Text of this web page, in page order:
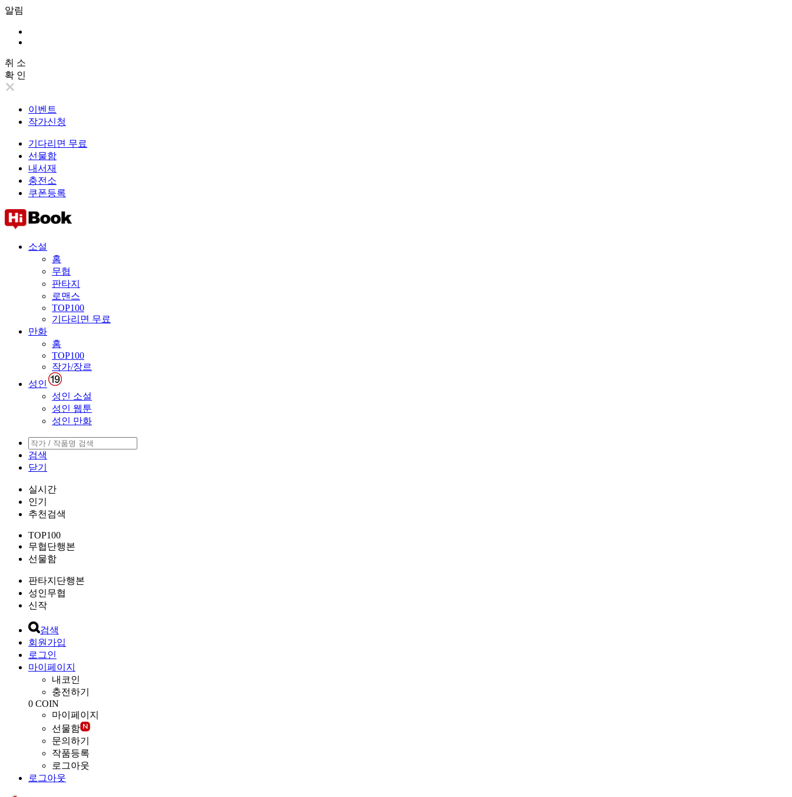
알림
취 소
확 인
이벤트
작가신청
기다리면 무료
선물함
내서재
충전소
쿠폰등록
소설
홈
무협
판타지
로맨스
TOP100
기다리면 무료
만화
홈
TOP100
작가/장르
성인
성인 소설
성인 웹툰
성인 만화
검색
닫기
실시간
인기
추천검색
TOP100
무협단행본
선물함
판타지단행본
성인무협
신작
검색
회원가입
로그인
마이페이지
내코인
충전하기
0 COIN
마이페이지
선물함
문의하기
작품등록
로그아웃
로그아웃